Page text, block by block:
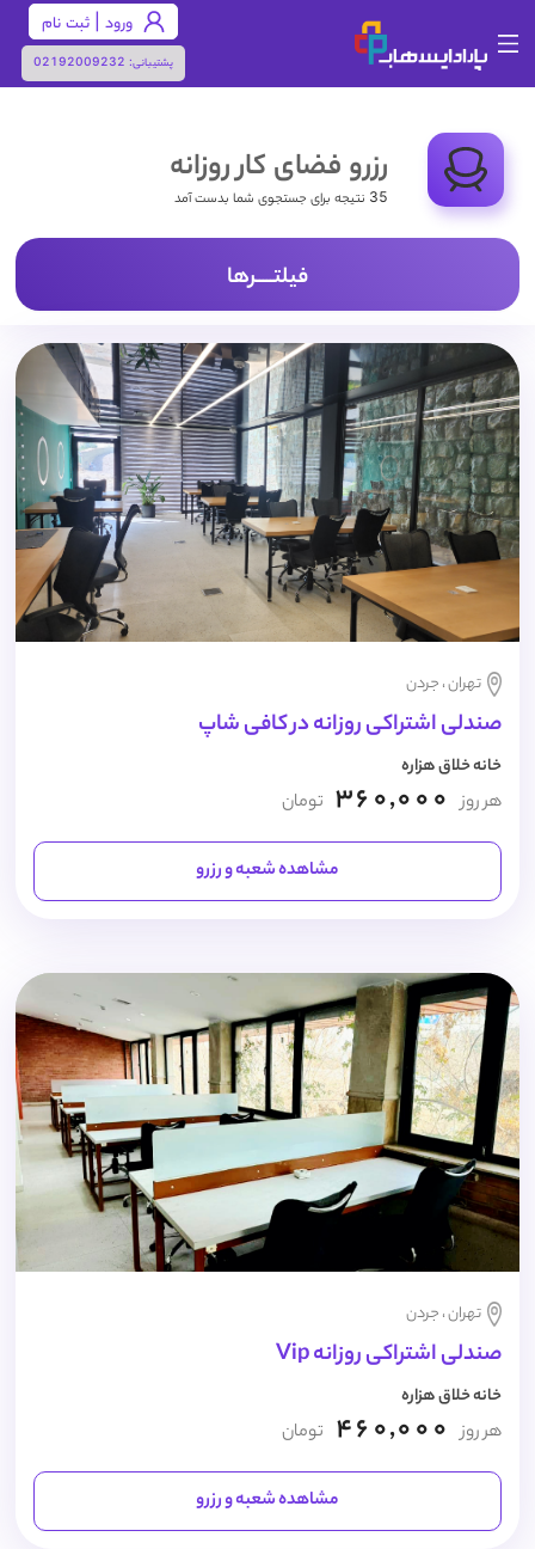
پشتیبانی: 02192009232
ورود | ثبت نام
رزرو فضای کار روزانه
35 نتیجه برای جستجوی شما بدست آمد
فیلتـــــرها
تهران ، جردن
صندلی اشتراکی روزانه در کافی شاپ
خانه خلاق هزاره
هر روز 360,000 تومان
مشاهده شعبه و رزرو
تهران ، جردن
صندلی اشتراکی روزانه Vip
خانه خلاق هزاره
هر روز 460,000 تومان
مشاهده شعبه و رزرو